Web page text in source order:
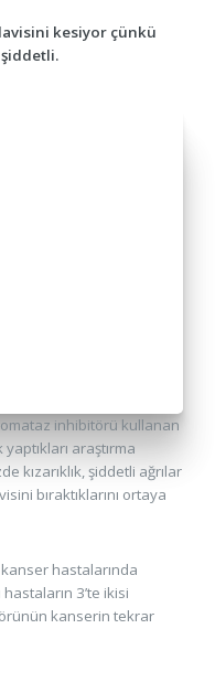
kesiyor çünkü
inhibitörü kullanan
araştırma
kızarıklık, şiddetli ağrılar
bıraktıklarını ortaya
hastalarında
3’te ikisi
kanserin tekrar